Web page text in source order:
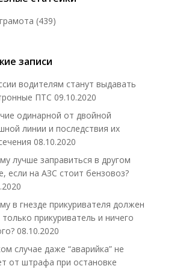
(439)
записи
водителям станут выдавать
ПТС 09.10.2020
одинарной от двойной
линии и последствия их
08.10.2020
лучше заправиться в другом
если на АЗС стоит бензовоз?
в гнезде прикуривателя должен
прикуриватель и ничего
08.10.2020
случае даже “аварийка” не
от штрафа при остановке